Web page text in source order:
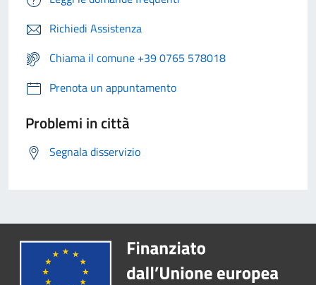
Richiedi Assistenza
Chiama il comune +39 0765 578018
Prenota un appuntamento
Problemi in città
Segnala disservizio